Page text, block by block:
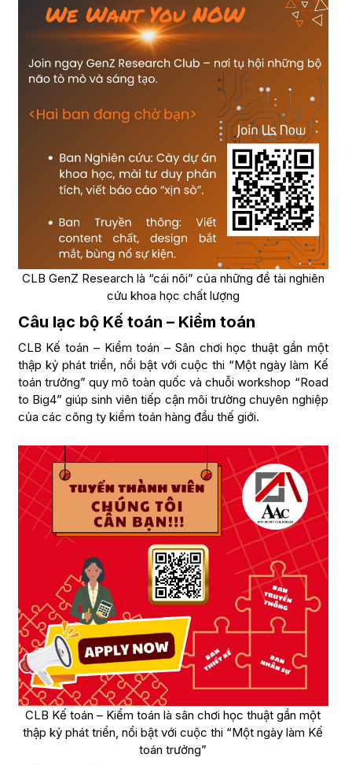
CLB GenZ Research là “cái nôi” của những đề tài nghiên
cứu khoa học chất lượng
Câu lạc bộ Kế toán – Kiểm toán
CLB Kế toán – Kiểm toán – Sân chơi học thuật gần một
thập kỷ phát triển, nổi bật với cuộc thi “Một ngày làm Kế
toán trưởng” quy mô toàn quốc và chuỗi workshop “Road
to Big4” giúp sinh viên tiếp cận môi trường chuyên nghiệp
của các công ty kiểm toán hàng đầu thế giới.
CLB Kế toán – Kiểm toán là sân chơi học thuật gần một
thập kỷ phát triển, nổi bật với cuộc thi “Một ngày làm Kế
toán trưởng”